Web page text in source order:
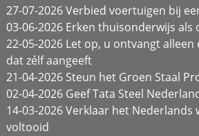
27-07-2026 Verbied voertuigen bij
03-06-2026 Erken thuisonderwijs
22-05-2026 Let op, u ontvangt alleen
dat zélf aangeeft
21-04-2026 Steun het Groen Staal
02-04-2026 Geef Tata Steel
14-03-2026 Verklaar het Nederlands
voltooid